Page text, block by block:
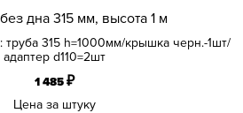
дна 315 мм, высота 1 м
труба 315 h=1000мм/крышка черн.-1шт/
адаптер d110=2шт
1 485₽
Цена за штуку